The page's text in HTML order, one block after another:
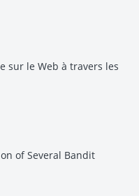
sur le Web à travers les
of Several Bandit